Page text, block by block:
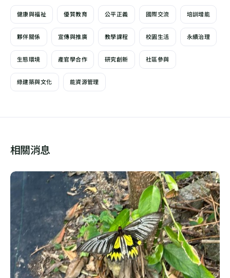
健康與福祉 優質教育 公平正義 國際交流 培訓增能
夥伴關係 宣傳與推廣 教學課程 校園生活 永續治理
生態環境 產官學合作 研究創新 社區參與
綠建築與文化 能資源管理
相關消息